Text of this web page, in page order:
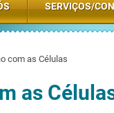
com as Células
as
SERVIÇOS/